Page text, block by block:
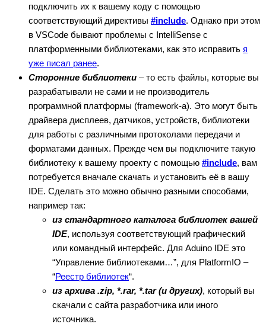
подключить их к вашему коду с помощью
соответствующий директивы #include. Однако при этом
в VSCode бывают проблемы с IntelliSense с
платформенными библиотеками, как это исправить я
уже писал ранее.
Сторонние библиотеки – то есть файлы, которые вы
разрабатывали не сами и не производитель
программной платформы (framework-а). Это могут быть
драйвера дисплеев, датчиков, устройств, библиотеки
для работы с различными протоколами передачи и
форматами данных. Прежде чем вы подключите такую
библиотеку к вашему проекту с помощью #include, вам
потребуется вначале скачать и установить её в вашу
IDE. Сделать это можно обычно разными способами,
например так:
из стандартного каталога библиотек вашей
IDE, используя соответствующий графический
или командный интерфейс. Для Aduino IDE это
“Управление библиотеками…”, для PlatformIO –
“Реестр библиотек“.
из архива .zip, *.rar, *.tar (и других), который вы
скачали с сайта разработчика или иного
источника.